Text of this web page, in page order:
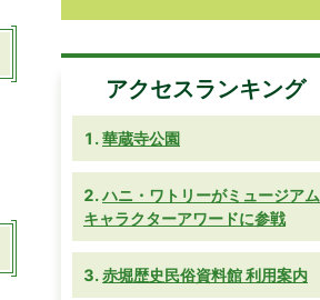
アクセスランキング
華蔵寺公園
ハニ・ワトリーがミュージアム
キャラクターアワードに参戦
赤堀歴史民俗資料館 利用案内